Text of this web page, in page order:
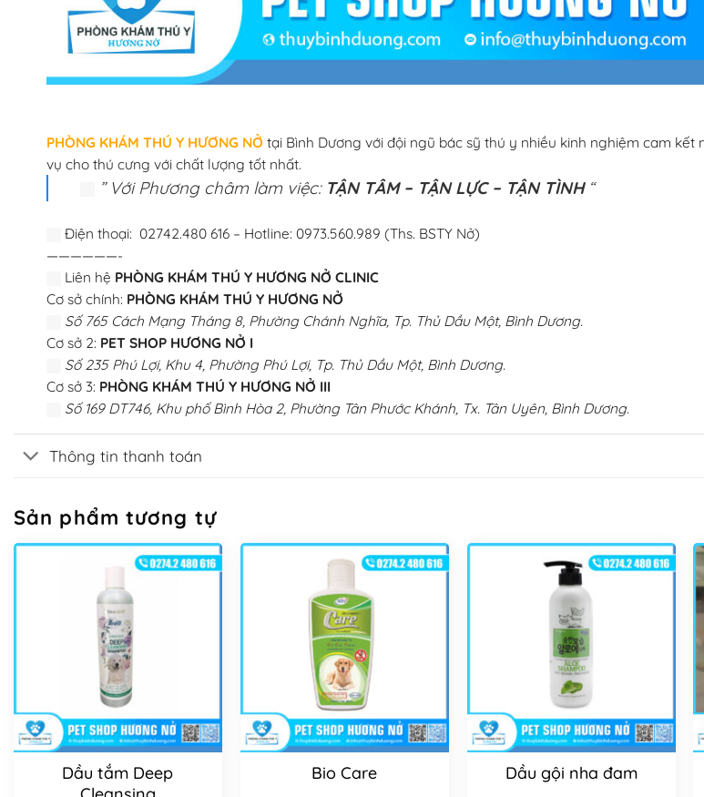
PHÒNG KHÁM THÚ Y HƯƠNG NỞtại Bình Dương với đội ngũ bác sỹ thú y nhiều kinh nghiệm cam kết
vụ cho thú cưng với chất lượng tốt nhất.
” Với Phương châm làm việc: TẬN TÂM – TẬN LỰC – TẬN TÌNH“
Điện thoại: 02742.480 616 – Hotline: 0973.560.989 (Ths. BSTY Nở)
——————-
Liên hệ PHÒNG KHÁM THÚ Y HƯƠNG NỞ CLINIC
Cơ sở chính: PHÒNG KHÁM THÚ Y HƯƠNG NỞ
Số 765 Cách Mạng Tháng 8, Phường Chánh Nghĩa, Tp. Thủ Dầu Một, Bình Dương.
Cơ sở 2: PET SHOP HƯƠNG NỞ I
Số 235 Phú Lợi, Khu 4, Phường Phú Lợi, Tp. Thủ Dầu Một, Bình Dương.
Cơ sở 3: PHÒNG KHÁM THÚ Y HƯƠNG NỞ III
Số 169 DT746, Khu phố Bình Hòa 2, Phường Tân Phước Khánh, Tx. Tân Uyên, Bình Dương.
Thông tin thanh toán
Sản phẩm tương tự
Dầu tắm Deep
Bio Care Dầu gội nha đam